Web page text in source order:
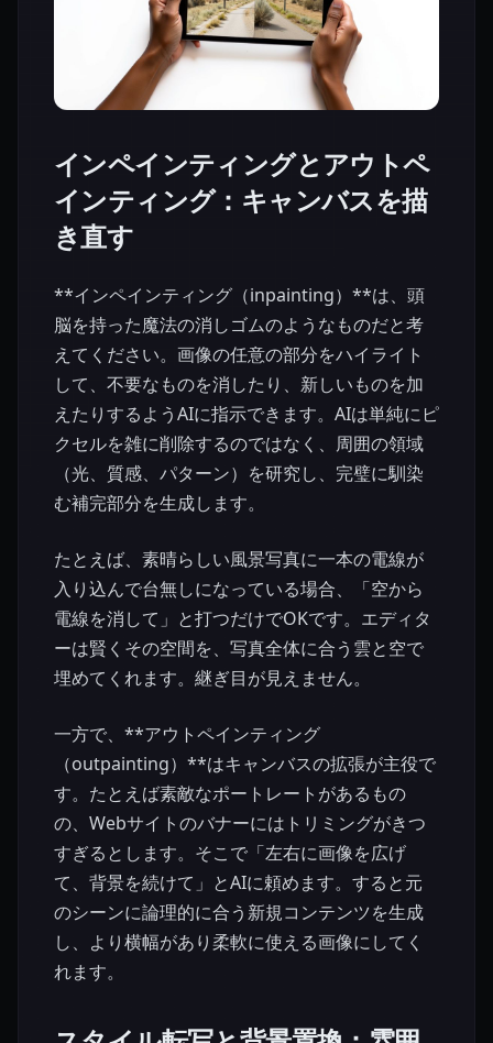
インペインティングとアウトペ
インティング：キャンバスを描
き直す
**インペインティング（inpainting）**は、頭
脳を持った魔法の消しゴムのようなものだと考
えてください。画像の任意の部分をハイライト
して、不要なものを消したり、新しいものを加
えたりするようAIに指示できます。AIは単純にピ
クセルを雑に削除するのではなく、周囲の領域
（光、質感、パターン）を研究し、完璧に馴染
む補完部分を生成します。
たとえば、素晴らしい風景写真に一本の電線が
入り込んで台無しになっている場合、「空から
電線を消して」と打つだけでOKです。エディタ
ーは賢くその空間を、写真全体に合う雲と空で
埋めてくれます。継ぎ目が見えません。
一方で、**アウトペインティング
（outpainting）**はキャンバスの拡張が主役で
す。たとえば素敵なポートレートがあるもの
の、Webサイトのバナーにはトリミングがきつ
すぎるとします。そこで「左右に画像を広げ
て、背景を続けて」とAIに頼めます。すると元
のシーンに論理的に合う新規コンテンツを生成
し、より横幅があり柔軟に使える画像にしてく
れます。